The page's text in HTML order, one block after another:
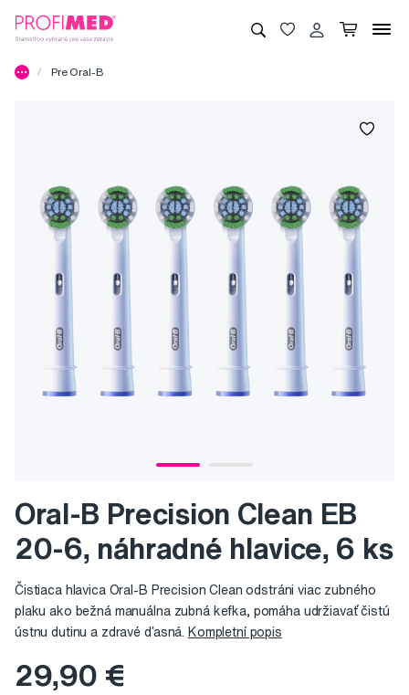
Pre Oral-B
Oral-B Precision Clean EB
20-6, náhradné hlavice, 6 ks
Čistiaca hlavica Oral-B Precision Clean odstráni viac zubného
plaku ako bežná manuálna zubná kefka, pomáha udržiavať čistú
ústnu dutinu a zdravé ďasná. Kompletní popis
29,90 €